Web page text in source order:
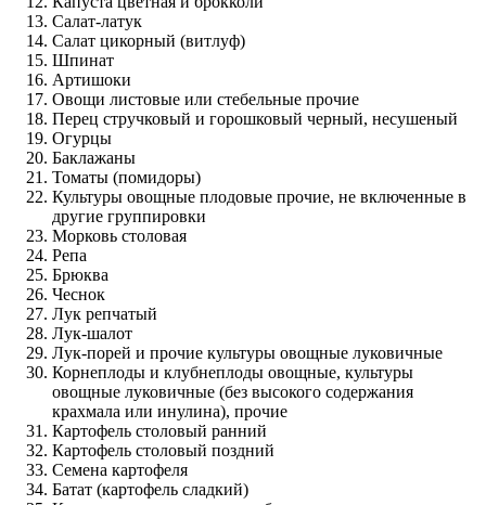
Салат-латук
Салат цикорный (витлуф)
Шпинат
Артишоки
Овощи листовые или стебельные прочие
Перец стручковый и горошковый черный, несушеный
Огурцы
Баклажаны
Томаты (помидоры)
Культуры овощные плодовые прочие, не включенные в
другие группировки
Морковь столовая
Репа
Брюква
Чеснок
Лук репчатый
Лук-шалот
Лук-порей и прочие культуры овощные луковичные
Корнеплоды и клубнеплоды овощные, культуры
овощные луковичные (без высокого содержания
крахмала или инулина), прочие
Картофель столовый ранний
Картофель столовый поздний
Семена картофеля
Батат (картофель сладкий)